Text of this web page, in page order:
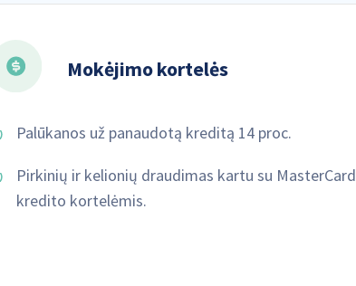
Mokėjimo kortelės
Palūkanos už panaudotą kreditą 14 proc.
Pirkinių ir kelionių draudimas kartu su MasterCard
kredito kortelėmis.